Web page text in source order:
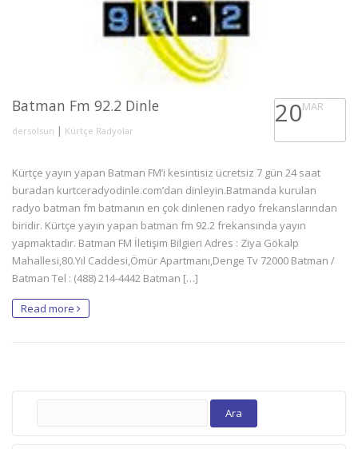
Batman Fm 92.2 Dinle
dersolsun | Kürtçe Radyolar
20MAR
Kürtçe yayın yapan Batman FM’i kesintisiz ücretsiz 7 gün 24 saat
buradan kurtceradyodinle.com’dan dinleyin.Batmanda kurulan
radyo batman fm batmanın en çok dinlenen radyo frekanslarından
biridir. Kürtçe yayın yapan batman fm 92.2 frekansında yayın
yapmaktadır. Batman FM İletişim Bilgieri Adres : Ziya Gökalp
Mahallesi,80.Yıl Caddesi,Ömür Apartmanı,Denge Tv 72000 Batman /
Batman Tel : (488) 214-4442 Batman […]
Read more
Arama: